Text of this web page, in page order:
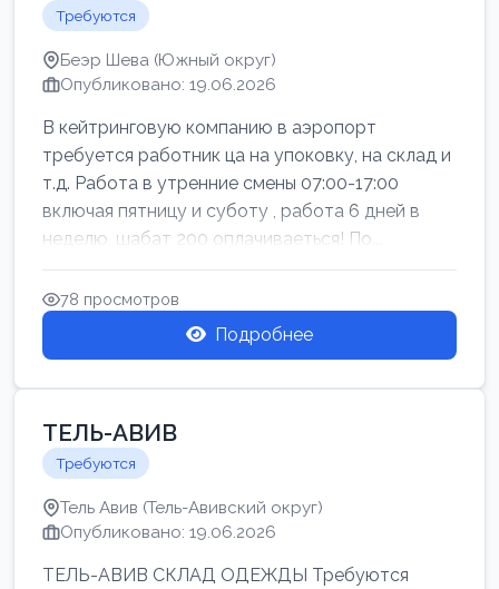
Требуются
Беэр Шева (Южный округ)
Опубликовано: 19.06.2026
В кейтринговую компанию в аэропорт
требуется работник ца на упоковку, на склад и
т.д. Работа в утренние смены 07:00-17:00
включая пятницу и суботу , работа 6 дней в
неделю, шабат 200 оплачиваеться! По...
78 просмотров
Подробнее
ТЕЛЬ-АВИВ
Требуются
Тель Авив (Тель-Авивский округ)
Опубликовано: 19.06.2026
ТЕЛЬ-АВИВ СКЛАД ОДЕЖДЫ Требуются